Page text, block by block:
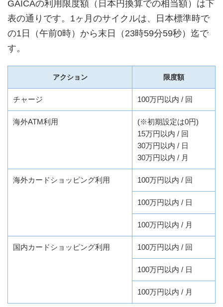
GAICAの利用限度額（日本円換算での相当額）は下
表の通りです。1ヶ月のサイクルは、日本標準時で
の1日（午前0時）から末日（23時59分59秒）迄で
す。
アクション 限度額
チャージ 100万円以内 / 回
海外ATM利用
(※初期設定は0円)
15万円以内 / 回
30万円以内 / 日
30万円以内 / 月
海外カードショッピング利用 100万円以内 / 回
100万円以内 / 日
100万円以内 / 月
国内カードショッピング利用 100万円以内 / 回
100万円以内 / 日
100万円以内 / 月